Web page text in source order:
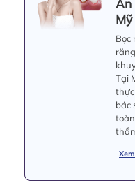
An
Bọc
Tại
bác